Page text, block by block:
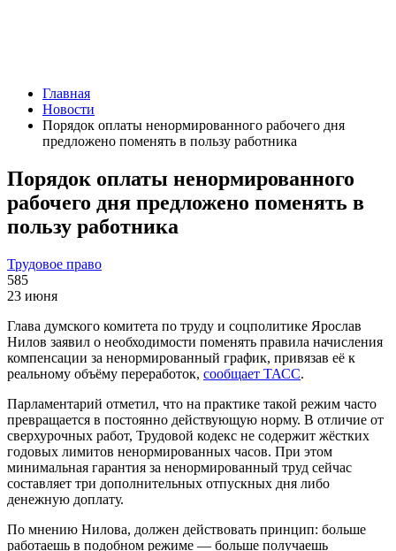
Главная
Новости
Порядок оплаты ненормированного рабочего дня
предложено поменять в пользу работника
Порядок оплаты ненормированного
рабочего дня предложено поменять в
пользу работника
Трудовое право
585
23 июня
Глава думского комитета по труду и соцполитике Ярослав
Нилов заявил о необходимости поменять правила начисления
компенсации за ненормированный график, привязав её к
реальному объёму переработок, сообщает ТАСС.
Парламентарий отметил, что на практике такой режим часто
превращается в постоянно действующую норму. В отличие от
сверхурочных работ, Трудовой кодекс не содержит жёстких
годовых лимитов ненормированных часов. При этом
минимальная гарантия за ненормированный труд сейчас
составляет три дополнительных отпускных дня либо
денежную доплату.
По мнению Нилова, должен действовать принцип: больше
работаешь в подобном режиме — больше получаешь